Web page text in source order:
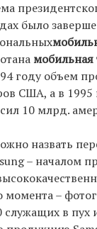
было
мобильная
году объем
США, а в 1995
10 млрд.
назвать
– началом
момента –
служащих в пух